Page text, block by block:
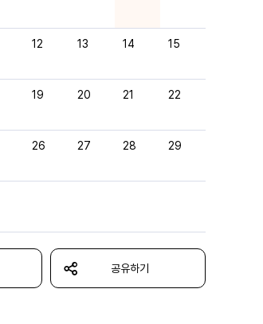
12 13 14 15
19 20 21 22
26 27 28 29
공유하기